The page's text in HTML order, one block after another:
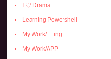
I ♡ Drama
Learning Powershell
My Work/….ing
My Work/APP